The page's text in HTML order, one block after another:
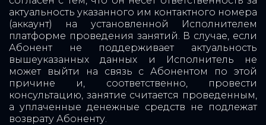
актуальность указанного им контактного номера
(аккаунт) на установленной Исполнителем
платформе проведения занятий. В случае, если
Абонент не поддерживает актуальность
вышеуказанных данных и Исполнитель не
может выйти на связь с Абонентом по этой
причине и, соответственно, провести
консультацию, занятие считается проведенным,
а уплаченные денежные средств не подлежат
возврату Абоненту.